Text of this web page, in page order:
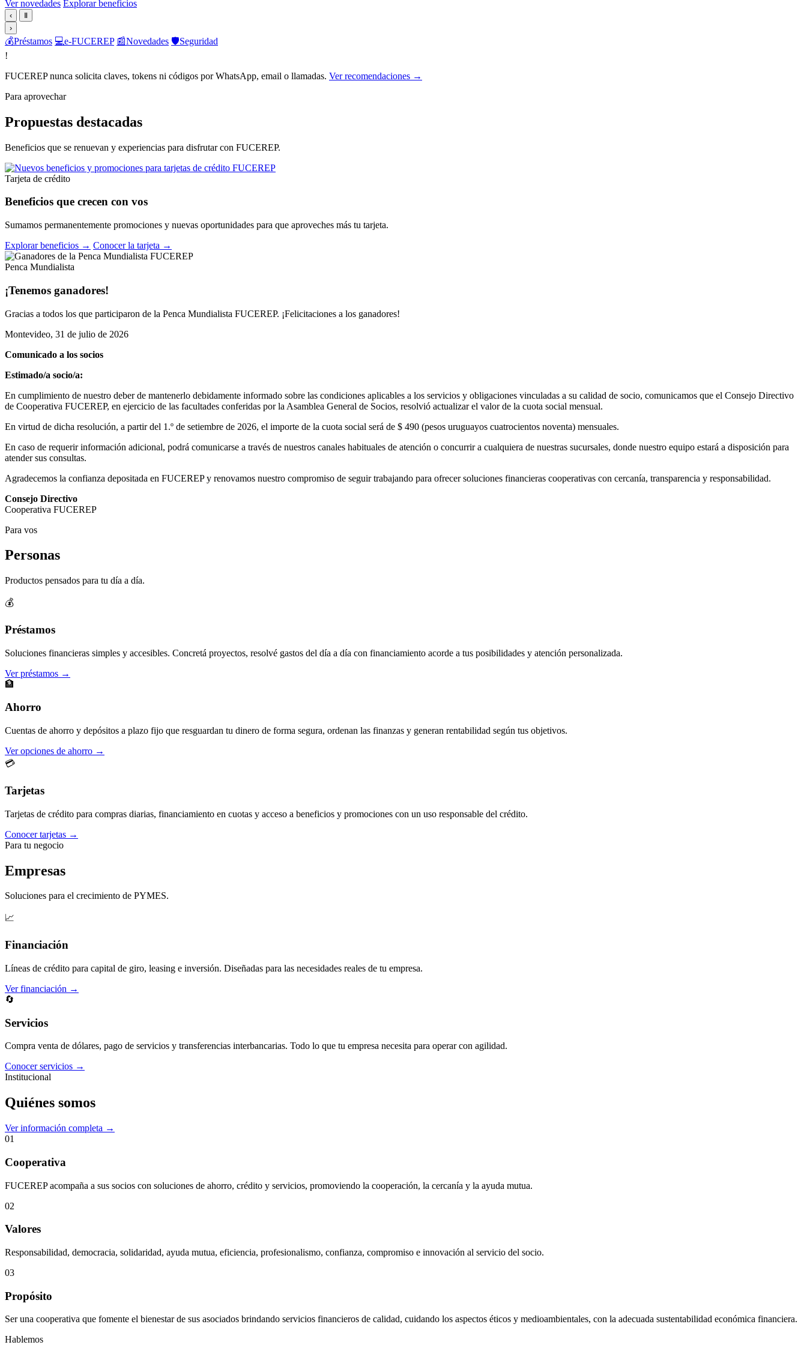
Ver novedades Explorar beneficios
‹
Ⅱ
›
💰Préstamos 💻e-FUCEREP 📰Novedades 🛡️Seguridad
!
FUCEREP nunca solicita claves, tokens ni códigos por WhatsApp, email o llamadas. Ver recomendaciones →
Para aprovechar
Propuestas destacadas
Beneficios que se renuevan y experiencias para disfrutar con FUCEREP.
Tarjeta de crédito
Beneficios que crecen con vos
Sumamos permanentemente promociones y nuevas oportunidades para que aproveches más tu tarjeta.
Explorar beneficios → Conocer la tarjeta →
Penca Mundialista
¡Tenemos ganadores!
Gracias a todos los que participaron de la Penca Mundialista FUCEREP. ¡Felicitaciones a los ganadores!
Montevideo, 31 de julio de 2026
Comunicado a los socios
Estimado/a socio/a:
En cumplimiento de nuestro deber de mantenerlo debidamente informado sobre las condiciones aplicables a los servicios y obligaciones vinculadas a su calidad de socio, comunicamos que el Consejo Directivo
de Cooperativa FUCEREP, en ejercicio de las facultades conferidas por la Asamblea General de Socios, resolvió actualizar el valor de la cuota social mensual.
En virtud de dicha resolución, a partir del 1.º de setiembre de 2026, el importe de la cuota social será de $ 490 (pesos uruguayos cuatrocientos noventa) mensuales.
En caso de requerir información adicional, podrá comunicarse a través de nuestros canales habituales de atención o concurrir a cualquiera de nuestras sucursales, donde nuestro equipo estará a disposición para
atender sus consultas.
Agradecemos la confianza depositada en FUCEREP y renovamos nuestro compromiso de seguir trabajando para ofrecer soluciones financieras cooperativas con cercanía, transparencia y responsabilidad.
Consejo Directivo
Cooperativa FUCEREP
Para vos
Personas
Productos pensados para tu día a día.
💰
Préstamos
Soluciones financieras simples y accesibles. Concretá proyectos, resolvé gastos del día a día con financiamiento acorde a tus posibilidades y atención personalizada.
Ver préstamos →
🏦
Ahorro
Cuentas de ahorro y depósitos a plazo fijo que resguardan tu dinero de forma segura, ordenan las finanzas y generan rentabilidad según tus objetivos.
Ver opciones de ahorro →
💳
Tarjetas
Tarjetas de crédito para compras diarias, financiamiento en cuotas y acceso a beneficios y promociones con un uso responsable del crédito.
Conocer tarjetas →
Para tu negocio
Empresas
Soluciones para el crecimiento de PYMES.
📈
Financiación
Líneas de crédito para capital de giro, leasing e inversión. Diseñadas para las necesidades reales de tu empresa.
Ver financiación →
🔄
Servicios
Compra venta de dólares, pago de servicios y transferencias interbancarias. Todo lo que tu empresa necesita para operar con agilidad.
Conocer servicios →
Institucional
Quiénes somos
Ver información completa →
01
Cooperativa
FUCEREP acompaña a sus socios con soluciones de ahorro, crédito y servicios, promoviendo la cooperación, la cercanía y la ayuda mutua.
02
Valores
Responsabilidad, democracia, solidaridad, ayuda mutua, eficiencia, profesionalismo, confianza, compromiso e innovación al servicio del socio.
03
Propósito
Ser una cooperativa que fomente el bienestar de sus asociados brindando servicios financieros de calidad, cuidando los aspectos éticos y medioambientales, con la adecuada sustentabilidad económica financiera.
Hablemos